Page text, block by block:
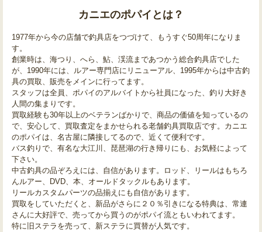
カニエのポパイとは？
1977年から今の店舗で釣具店をつづけて、もうすぐ50周年になりま
す。
創業時は、海つり、へら、鮎、渓流まであつかう総合釣具店でした
が、1990年には、ルアー専門店にリニューアル、1995年からは中古釣
具の買取、販売をメインに行ってます。
スタッフは全員、ポパイのアルバイトから社員になった、釣り大好き
人間の集まりです。
買取経験も30年以上のベテランばかりで、商品の価値を知っているの
で、安心して、買取査定をまかせられる老舗釣具買取店です。カニエ
のポパイは、名古屋に隣接してるので、近くて便利です。
バス釣りで、有名な大江川、琵琶湖の行き帰りにも、お気軽によって
下さい。
中古釣具の品ぞろえには、自信があります。ロッド、リールはもちろ
んルアー、DVD、本、オールドタックルもあります。
リールカスタムパーツの品揃えにも自信があります。
買取をしていただくと、新品がさらに２０％引きになる特典は、常連
さんに大好評で、売ってから買うのがポパイ流ともいわれてます。
特に旧ステラを売って、新ステラに買替が人気です。